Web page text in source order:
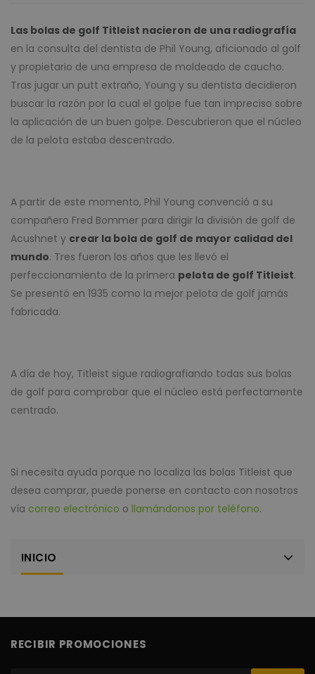
Las bolas de golf Titleist nacieron de una radiografía
en la consulta del dentista de Phil Young, aficionado al golf
y propietario de una empresa de moldeado de caucho.
Tras jugar un putt extraño, Young y su dentista decidieron
buscar la razón por la cual el golpe fue tan impreciso sobre
la aplicación de un buen golpe. Descubrieron que el núcleo
de la pelota estaba descentrado.
A partir de este momento, Phil Young convenció a su
compañero Fred Bommer para dirigir la división de golf de
Acushnet y crear la bola de golf de mayor calidad del
mundo. Tres fueron los años que les llevó el
perfeccionamiento de la primera pelota de golf Titleist.
Se presentó en 1935 como la mejor pelota de golf jamás
fabricada.
A día de hoy, Titleist sigue radiografiando todas sus bolas
de golf para comprobar que el núcleo está perfectamente
centrado.
Si necesita ayuda porque no localiza las bolas Titleist que
desea comprar, puede ponerse en contacto con nosotros
vía correo electrónico o llamándonos por teléfono.
INICIO
RECIBIR PROMOCIONES